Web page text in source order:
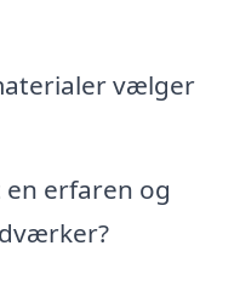
vælger
en erfaren og